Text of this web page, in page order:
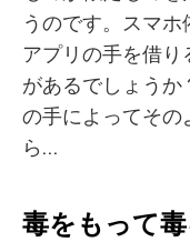
うのです。スマ
アプリの手を借
があるでしょうか
の手によってその
ら…
毒をもって